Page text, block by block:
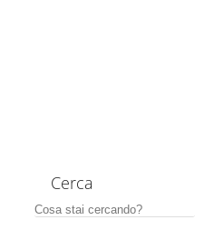
Cerca